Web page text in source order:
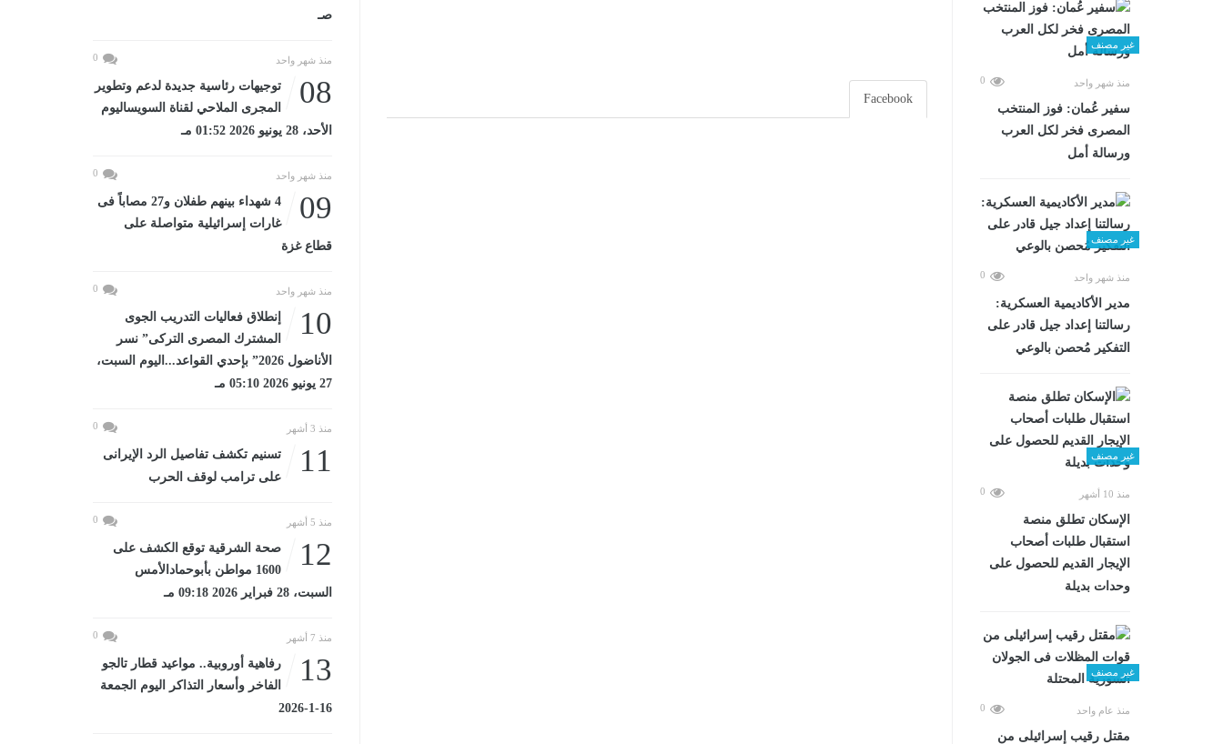
غير مصنف
منذ شهر واحد 0
سفير عُمان: فوز المنتخب
المصرى فخر لكل العرب
ورسالة أمل
غير مصنف
منذ شهر واحد 0
مدير الأكاديمية العسكرية:
رسالتنا إعداد جيل قادر على
التفكير مُحصن بالوعي
غير مصنف
منذ 10 أشهر 0
الإسكان تطلق منصة
استقبال طلبات أصحاب
الإيجار القديم للحصول على
وحدات بديلة
غير مصنف
منذ عام واحد 0
مقتل رقيب إسرائيلى من
Facebook
صـ
منذ شهر واحد 0
08
توجيهات رئاسية جديدة لدعم وتطوير
المجرى الملاحي لقناة السويساليوم
الأحد، 28 يونيو 2026 01:52 مـ
منذ شهر واحد 0
09
4 شهداء بينهم طفلان و27 مصاباً فى
غارات إسرائيلية متواصلة على
قطاع غزة
منذ شهر واحد 0
10
إنطلاق فعاليات التدريب الجوى
المشترك المصرى التركى” نسر
الأناضول 2026” بإحدي القواعد...اليوم السبت،
27 يونيو 2026 05:10 مـ
منذ 3 أشهر 0
11
تسنيم تكشف تفاصيل الرد الإيرانى
على ترامب لوقف الحرب
منذ 5 أشهر 0
12
صحة الشرقية توقع الكشف على
1600 مواطن بأبوحمادالأمس
السبت، 28 فبراير 2026 09:18 مـ
منذ 7 أشهر 0
13
رفاهية أوروبية.. مواعيد قطار تالجو
الفاخر وأسعار التذاكر اليوم الجمعة
16-1-2026